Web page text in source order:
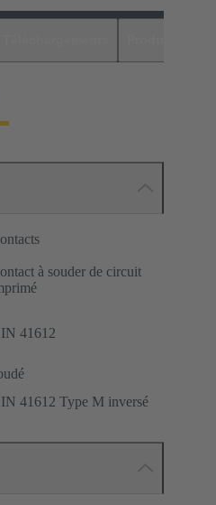
à souder de circuit
41612
41612 Type M inversé